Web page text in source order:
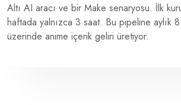
Altı AI aracı ve bir Make senaryosu. İlk
haftada yalnızca 3 saat. Bu pipeline aylık
üzerinde anime içerik geliri üretiyor.